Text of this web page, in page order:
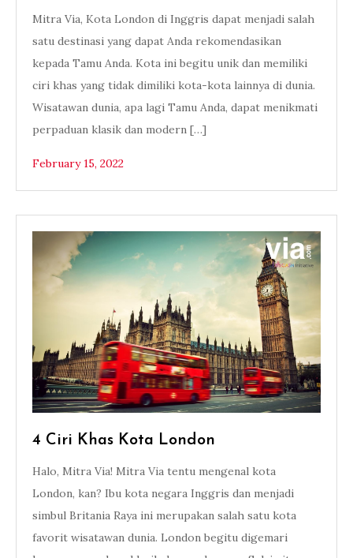
Mitra Via, Kota London di Inggris dapat menjadi salah
satu destinasi yang dapat Anda rekomendasikan
kepada Tamu Anda. Kota ini begitu unik dan memiliki
ciri khas yang tidak dimiliki kota-kota lainnya di dunia.
Wisatawan dunia, apa lagi Tamu Anda, dapat menikmati
perpaduan klasik dan modern […]
February 15, 2022
4 Ciri Khas Kota London
Halo, Mitra Via! Mitra Via tentu mengenal kota
London, kan? Ibu kota negara Inggris dan menjadi
simbul Britania Raya ini merupakan salah satu kota
favorit wisatawan dunia. London begitu digemari